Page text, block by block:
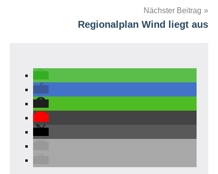
Nächster Beitrag
Regionalplan Wind liegt aus